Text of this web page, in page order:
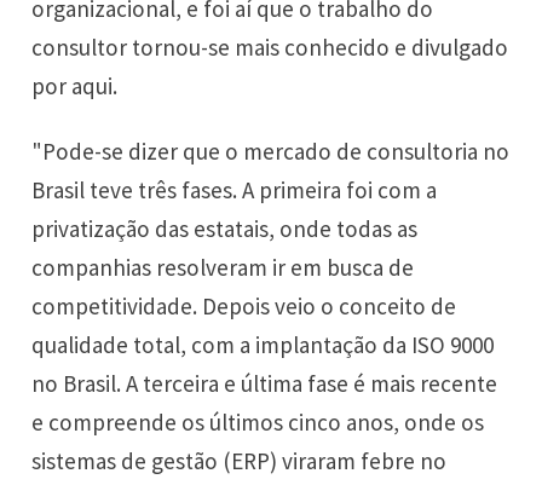
organizacional, e foi aí que o trabalho do
consultor tornou-se mais conhecido e divulgado
por aqui.
"Pode-se dizer que o mercado de consultoria no
Brasil teve três fases. A primeira foi com a
privatização das estatais, onde todas as
companhias resolveram ir em busca de
competitividade. Depois veio o conceito de
qualidade total, com a implantação da ISO 9000
no Brasil. A terceira e última fase é mais recente
e compreende os últimos cinco anos, onde os
sistemas de gestão (ERP) viraram febre no